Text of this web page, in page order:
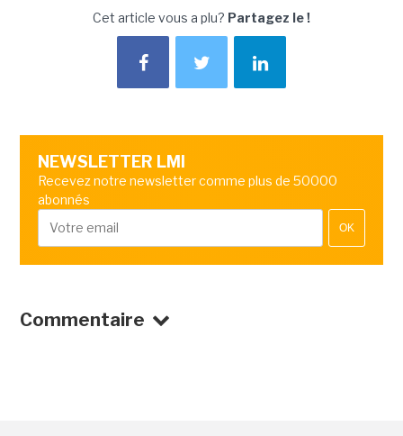
Cet article vous a plu? Partagez le !
NEWSLETTER LMI
Recevez notre newsletter comme plus de 50000
abonnés
OK
Commentaire